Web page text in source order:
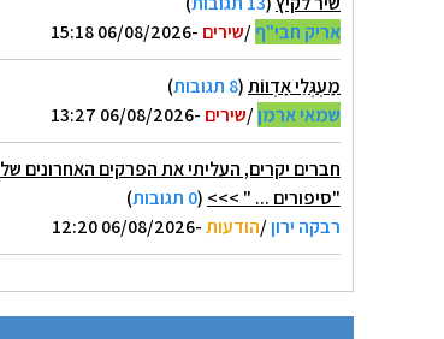
אריק חבי"ף/שירים -06/08/2026 15:18
מַעְגְּלֵי אַדְווֹת(8 תגובות
)
שמאי ארמן/שירים -06/08/2026 13:27
חברים יקרים, העליתי את הפרקים האחרונים של
"סיפורים ... " >>> (0 תגובות
)
רבקה ירון/הודעות-06/08/2026 12:20